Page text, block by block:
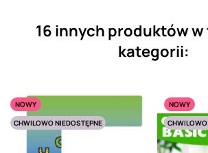
16 innych produktów w
kategorii:
NOWY
CHWILOWO NIEDOSTĘPNE
NOWY